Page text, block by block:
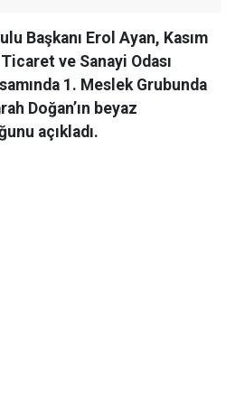
Başkanı Erol Ayan, Kasım
ve Sanayi Odası
1. Meslek Grubunda
Doğan’ın beyaz
açıkladı.